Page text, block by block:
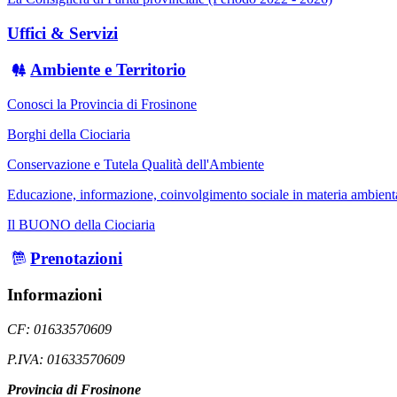
Uffici & Servizi
Ambiente e Territorio
Conosci la Provincia di Frosinone
Borghi della Ciociaria
Conservazione e Tutela Qualità dell'Ambiente
Educazione, informazione, coinvolgimento sociale in materia
Il BUONO della Ciociaria
Prenotazioni
Informazioni
CF: 01633570609
P.IVA: 01633570609
Provincia di Frosinone